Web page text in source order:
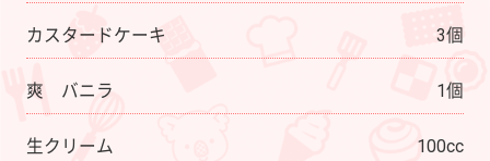
カスタードケーキ 3個
爽 バニラ 1個
生クリーム 100cc